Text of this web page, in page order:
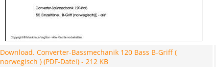
Download. Converter-Bassmechanik 120 Bass B-Griff (
norwegisch ) (PDF-Datei) - 212 KB